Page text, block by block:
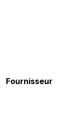
Fournisseur